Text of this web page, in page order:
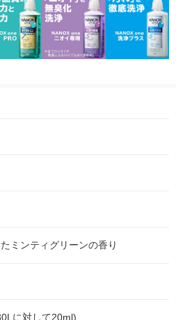
ミンティグリーンの香り
に対して20ml)